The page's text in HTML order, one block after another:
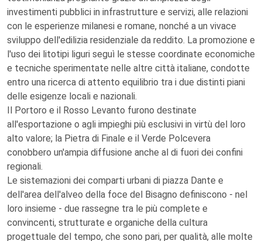
investimenti pubblici in infrastrutture e servizi, alle relazioni
con le esperienze milanesi e romane, nonché a un vivace
sviluppo dell'edilizia residenziale da reddito. La promozione e
l'uso dei litotipi liguri seguì le stesse coordinate economiche
e tecniche sperimentate nelle altre città italiane, condotte
entro una ricerca di attento equilibrio tra i due distinti piani
delle esigenze locali e nazionali.
Il Portoro e il Rosso Levanto furono destinate
all'esportazione o agli impieghi più esclusivi in virtù del loro
alto valore; la Pietra di Finale e il Verde Polcevera
conobbero un'ampia diffusione anche al di fuori dei confini
regionali.
Le sistemazioni dei comparti urbani di piazza Dante e
dell'area dell'alveo della foce del Bisagno definiscono - nel
loro insieme - due rassegne tra le più complete e
convincenti, strutturate e organiche della cultura
progettuale del tempo, che sono pari, per qualità, alle molte